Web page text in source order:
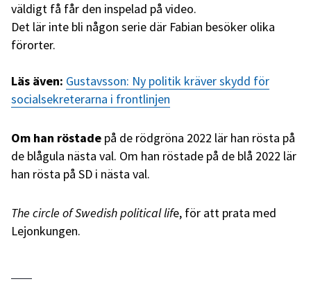
väldigt få får den inspelad på video.
Det lär inte bli någon serie där Fabian besöker olika
förorter.
Läs även: Gustavsson: Ny politik kräver skydd för
socialsekreterarna i frontlinjen
Om han röstade på de rödgröna 2022 lär han rösta på
de blågula nästa val. Om han röstade på de blå 2022 lär
han rösta på SD i nästa val.
The circle of Swedish political life, för att prata med
Lejonkungen.